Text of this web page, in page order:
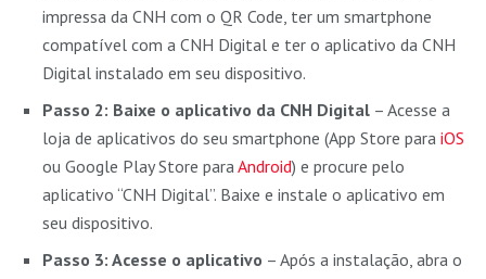
impressa da CNH com o QR Code, ter um smartphone
compatível com a CNH Digital e ter o aplicativo da CNH
Digital instalado em seu dispositivo.
Passo 2: Baixe o aplicativo da CNH Digital – Acesse a
loja de aplicativos do seu smartphone (App Store para iOS
ou Google Play Store para Android) e procure pelo
aplicativo “CNH Digital”. Baixe e instale o aplicativo em
seu dispositivo.
Passo 3: Acesse o aplicativo – Após a instalação, abra o